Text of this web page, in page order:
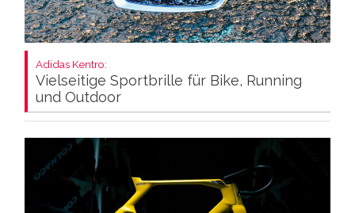
Adidas Kentro:
Vielseitige Sportbrille für Bike, Running
und Outdoor